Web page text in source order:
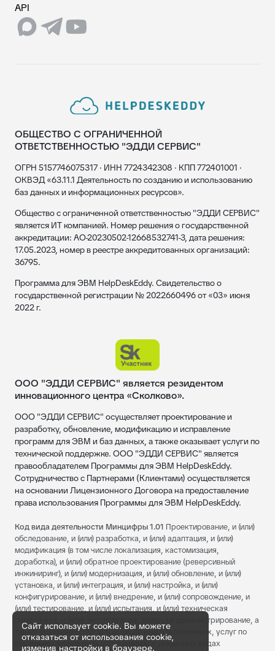
API
ОБЩЕСТВО С ОГРАНИЧЕННОЙ
ОТВЕТСТВЕННОСТЬЮ "ЭДДИ СЕРВИС"
ОГРН 5157746075317 · ИНН 7724342308 · КПП 772401001 ·
ОКВЭД «63.11.1 Деятельность по созданию и использованию
баз данных и информационных ресурсов».
Общество с ограниченной ответственностью "ЭДДИ СЕРВИС"
является ИТ компанией. Номер решения о государственной
аккредитации: АО-20230502-12668532741-3, дата решения:
17.05.2023, номер в реестре аккредитованных организаций:
36795.
Программа для ЭВМ HelpDeskEddy. Свидетельство о
государственной регистрации № 2022660496 от «03» июня
2022 г.
ООО "ЭДДИ СЕРВИС" является резидентом
инновационного центра «Сколково».
ООО "ЭДДИ СЕРВИС" осуществляет проектирование и
разработку, обновление, модификацию и исправление
программ для ЭВМ и баз данных, а также оказывает услуги по
технической поддержке. ООО "ЭДДИ СЕРВИС" является
правообладателем Программы для ЭВМ HelpDeskEddy.
Сотрудничество с Партнерами (Клиентами) осуществляется
на основании Лицензионного Договора на предоставление
права использования Программы для ЭВМ HelpDeskEddy.
Код вида деятельности Минцифры 1.01 Проектирование, и (или)
обследование, и (или) разработка, и (или) адаптация, и (или)
модификация (в том числе локализация, кастомизация,
доработка), и (или) обратное проектирование (реверсивный
инжиниринг), и (или) модернизация, и (или) обновление, и (или)
установка, и (или) интеграция, и (или) настройка, и (или)
конфигурирование, и (или) внедрение, и (или) сопровождение, и
(или) тестирование, и (или) испытания, и (или) техническая
поддержка, и (или) эксплуатация, включая администрирование, а
также оказание услуг (в том числе консультационных, услуг по
обучению, экспертных услуг и иных) в указанных видах
Сайт использует cookie. Вы можете
отказаться от использования cookie,
изменив настройки в браузере.